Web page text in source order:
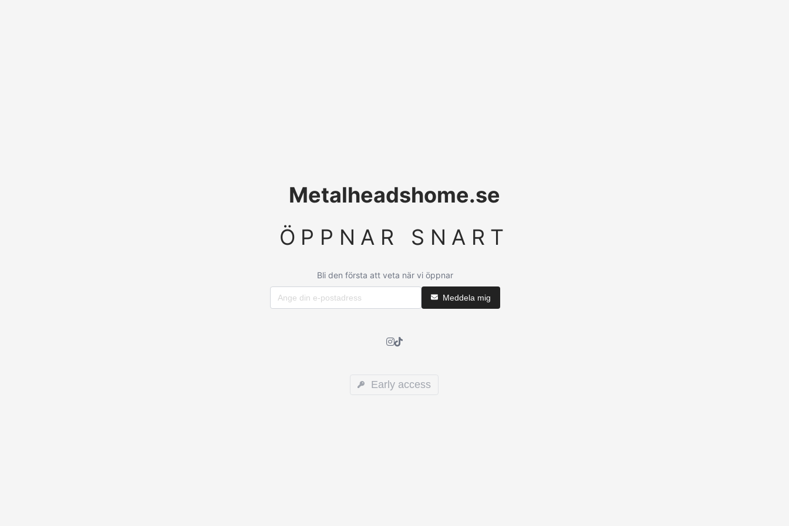
Metalheadshome.se
ÖPPNAR SNART
Bli den första att veta när vi öppnar
Meddela mig
Early access